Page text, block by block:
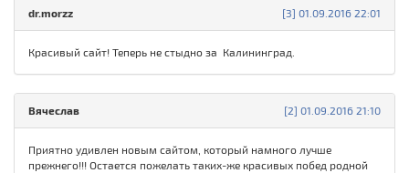
[3] 01.09.2016 22:01
dr.morzz
Красивый сайт! Теперь не стыдно за Калининград.
[2] 01.09.2016 21:10
Вячеслав
Приятно удивлен новым сайтом, который намного лучше
прежнего!!! Остается пожелать таких-же красивых побед родной